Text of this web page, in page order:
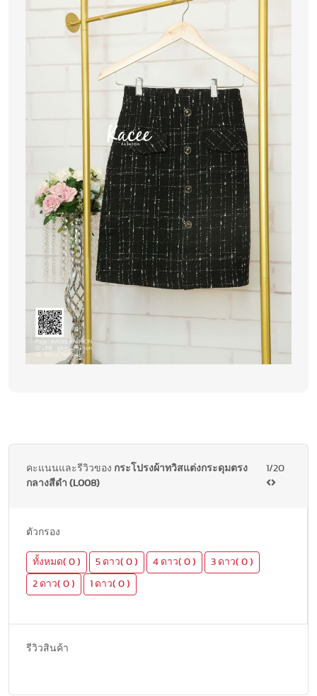
คะแนนและรีวิวของ กระโปรงผ้าทวิสแต่งกระดุมตรง
กลางสีดำ (L008)
1/20
ตัวกรอง
ทั้งหมด( 0 ) 5 ดาว( 0 ) 4 ดาว( 0 ) 3 ดาว( 0 )
2 ดาว( 0 ) 1 ดาว( 0 )
รีวิวสินค้า